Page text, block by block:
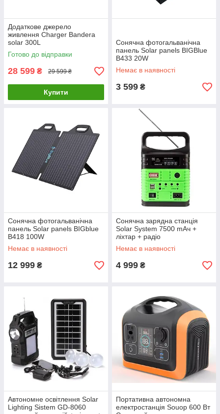
Додаткове джерело
живлення Charger Bandera
solar 300L
Готово до відправки
28 599 ₴ 29 599 ₴
Купити
Сонячна фотогальванічна
панель Solar panels BIGBlue
B433 20W
Немає в наявності
3 599 ₴
Сонячна фотогальванічна
панель Solar panels BIGblue
B418 100W
Немає в наявності
12 999 ₴
Сонячна зарядна станція
Solar System 7500 mАч +
ліхтар + радіо
Немає в наявності
4 999 ₴
Автономне освітлення Solar
Lighting Sistem GD-8060
Портативна автономна
електростанція Souop 600 Вт